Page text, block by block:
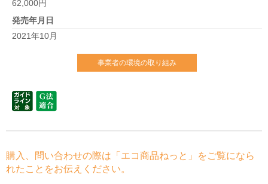
62,000円
発売年月日
2021年10月
事業者の環境の取り組み
購入、問い合わせの際は「エコ商品ねっと」をご覧になら
れたことをお伝えください。